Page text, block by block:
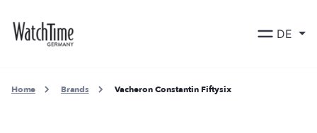
DE
Home Brands Vacheron Constantin Fiftysix